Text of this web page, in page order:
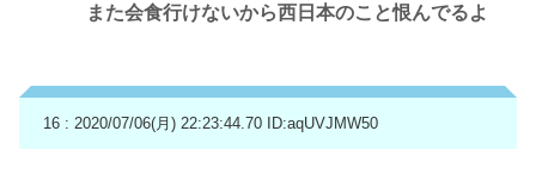
また会食行けないから西日本のこと恨んでるよ
16 : 2020/07/06(月) 22:23:44.70 ID:aqUVJMW50